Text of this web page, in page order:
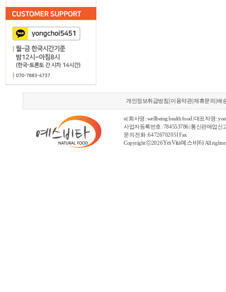
개인정보취급방침 이용약관|제휴문의 |배
st | 회사명 : wellbeing health food | 대표자명 :
사업자등록번호 : 784553786 | 통신판매업신
문의 전화 : 6472670205 I Fax
Copyright ⓒ2026YesVita 예스비타All rights